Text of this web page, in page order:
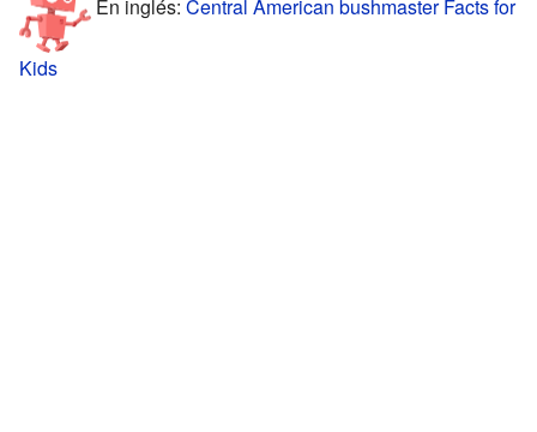
En inglés: Central American bushmaster Facts for
Kids